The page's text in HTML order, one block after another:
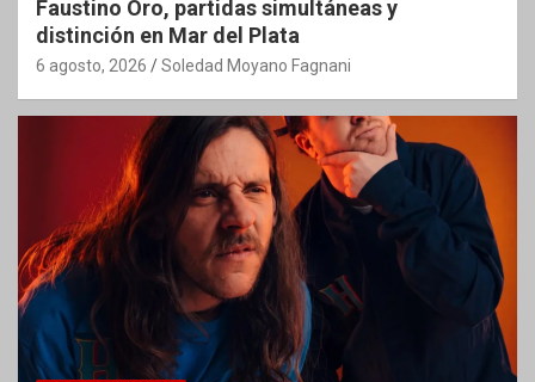
Faustino Oro, partidas simultáneas y
distinción en Mar del Plata
6 agosto, 2026 Soledad Moyano Fagnani